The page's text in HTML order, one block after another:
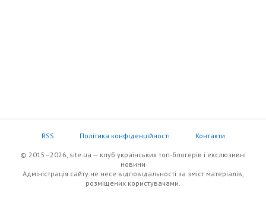
RSS Політика конфіденційності Контакти
© 2015–2026, site.ua — клуб українських топ-блогерів i екслюзивнi
новини
Адміністрація сайту не несе відповідальності за зміст матеріалів,
розміщених користувачами.